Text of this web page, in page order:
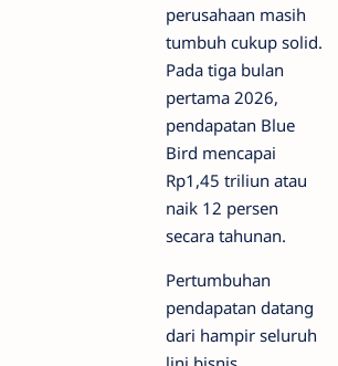
perusahaan masih
tumbuh cukup solid.
Pada tiga bulan
pertama 2026,
pendapatan Blue
Bird mencapai
Rp1,45 triliun atau
naik 12 persen
secara tahunan.
Pertumbuhan
pendapatan datang
dari hampir seluruh